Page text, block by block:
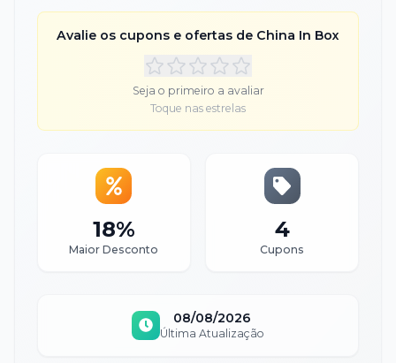
Avalie os cupons e ofertas de China In Box
Seja o primeiro a avaliar
Toque nas estrelas
18%
Maior Desconto
4
Cupons
08/08/2026
Última Atualização